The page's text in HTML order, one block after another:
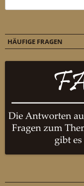
HÄUFIGE FRAGEN